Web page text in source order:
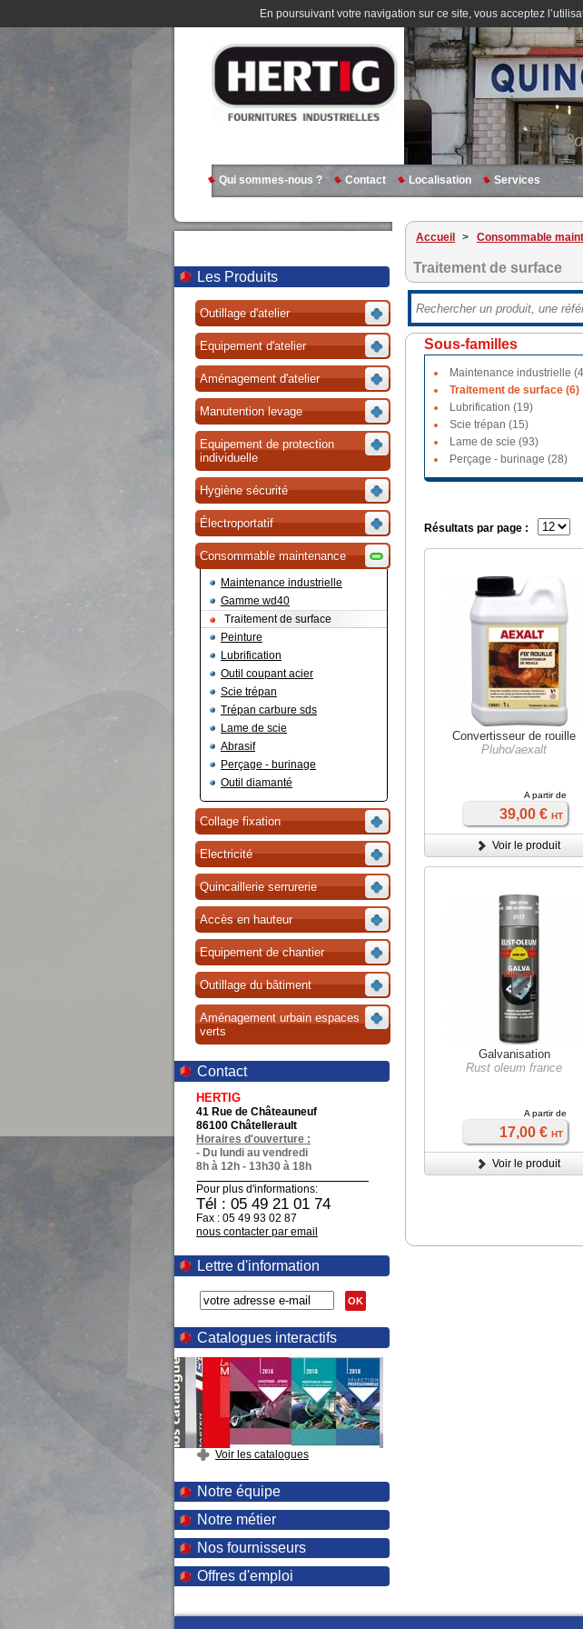
En poursuivant votre navigation sur ce site, vous acceptez
Qui sommes-nous ? Contact Localisation Services
Les Produits
Outillage d'atelier
Equipement d'atelier
Aménagement d'atelier
Manutention levage
Equipement de protection
individuelle
Hygiène sécurité
Électroportatif
Consommable maintenance
Maintenance industrielle
Gamme wd40
Traitement de surface
Peinture
Lubrification
Outil coupant acier
Scie trépan
Trépan carbure sds
Lame de scie
Abrasif
Perçage - burinage
Outil diamanté
Collage fixation
Electricité
Quincaillerie serrurerie
Accès en hauteur
Equipement de chantier
Outillage du bâtiment
Aménagement urbain espaces
verts
Contact
HERTIG
41 Rue de Châteauneuf
86100 Châtellerault
Horaires d'ouverture :
- Du lundi au vendredi
8h à 12h - 13h30 à 18h
Pour plus d'informations:
Tél : 05 49 21 01 74
Fax : 05 49 93 02 87
nous contacter par email
Lettre d'information
OK
Catalogues interactifs
Voir les catalogues
Notre équipe
Notre métier
Nos fournisseurs
Offres d'emploi
Accueil > Consommable
Traitement de surface
Sous-familles
Maintenance industrielle
Traitement de surface (6)
Lubrification (19)
Scie trépan (15)
Lame de scie (93)
Perçage - burinage (28)
Résultats par page :
Convertisseur de rouille
Pluho/aexalt
A partir de
39,00 € HT
Voir le produit
Galvanisation
Rust oleum france
A partir de
17,00 € HT
Voir le produit